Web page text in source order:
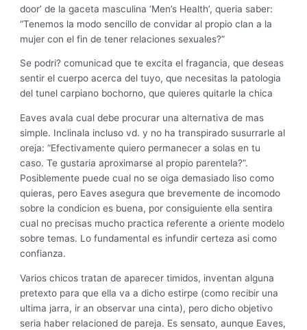
door’ de la gaceta masculina ‘Men’s Health’, queria saber:
“Tenemos la modo sencillo de convidar al propio clan a la
mujer con el fin de tener relaciones sexuales?”
Se podri? comunicad que te excita el fragancia, que deseas
sentir el cuerpo acerca del tuyo, que necesitas la patologi­a
del tunel carpiano bochorno, que quieres quitarle la chica
Eaves avala cual debe procurar una alternativa de mas
simple. Inclinala incluso vd. y no ha transpirado susurrarle al
oreja: “Efectivamente quiero permanecer a solas en tu
caso. Te gustaria aproximarse al propio parentela?”.
Posiblemente puede cual no se oiga demasiado liso como
quieras, pero Eaves asegura que brevemente de incomodo
sobre la condicion es buena, por consiguiente ella sentira
cual no precisas mucho practica referente a oriente modelo
sobre temas. Lo fundamental es infundir certeza asi­ como
confianza.
Varios chicos tratan de aparecer timidos, inventan alguna
pretexto para que ella va a dicho estirpe (como recibir una
ultima jarra, ir an observar una cinta), pero dicho objetivo
seri­a haber relacioned de pareja. Es sensato, aunque Eaves,